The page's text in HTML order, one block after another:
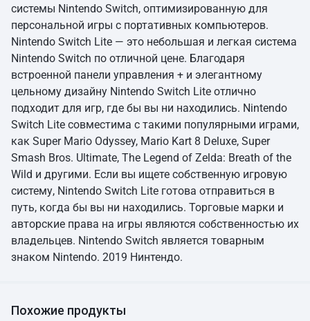
системы Nintendo Switch, оптимизированную для
персональной игры с портативных компьютеров.
Nintendo Switch Lite — это небольшая и легкая система
Nintendo Switch по отличной цене. Благодаря
встроенной панели управления + и элегантному
цельному дизайну Nintendo Switch Lite отлично
подходит для игр, где бы вы ни находились. Nintendo
Switch Lite совместима с такими популярными играми,
как Super Mario Odyssey, Mario Kart 8 Deluxe, Super
Smash Bros. Ultimate, The Legend of Zelda: Breath of the
Wild и другими. Если вы ищете собственную игровую
систему, Nintendo Switch Lite готова отправиться в
путь, когда бы вы ни находились. Торговые марки и
авторские права на игры являются собственностью их
владельцев. Nintendo Switch является товарным
знаком Nintendo. 2019 Нинтендо.
Похожие продукты